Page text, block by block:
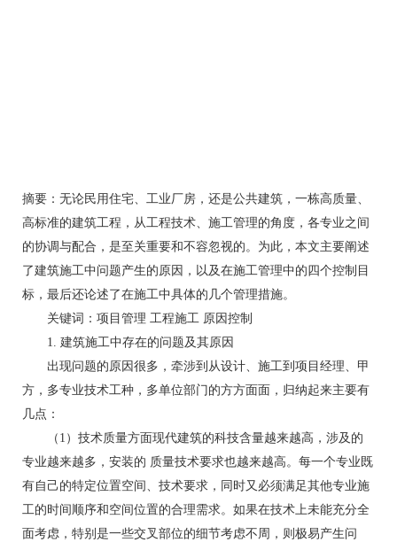
摘要：无论民用住宅、工业厂房，还是公共建筑，一栋高质量、
高标准的建筑工程，从工程技术、施工管理的角度，各专业之间
的协调与配合，是至关重要和不容忽视的。为此，本文主要阐述
了建筑施工中问题产生的原因，以及在施工管理中的四个控制目
标，最后还论述了在施工中具体的几个管理措施。
关键词：项目管理 工程施工 原因控制
1. 建筑施工中存在的问题及其原因
出现问题的原因很多，牵涉到从设计、施工到项目经理、甲
方，多专业技术工种，多单位部门的方方面面，归纳起来主要有
几点：
（1）技术质量方面现代建筑的科技含量越来越高，涉及的
专业越来越多，安装的 质量技术要求也越来越高。每一个专业既
有自己的特定位置空间、技术要求，同时又必须满足其他专业施
工的时间顺序和空间位置的合理需求。如果在技术上未能充分全
面考虑，特别是一些交叉部位的细节考虑不周，则极易产生问